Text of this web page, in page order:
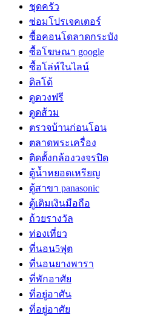
ชุดครัว
ซ่อมโปรเจคเตอร์
ซื้อคอนโดลาดกระบัง
ซื้อโฆษณา google
ซื้อโล่ห์ในไลน์
ดิลโด้
ดูดวงฟรี
ดูดส้วม
ตรวจบ้านก่อนโอน
ตลาดพระเครื่อง
ติดตั้งกล้องวงจรปิด
ตู้น้ำหยอดเหรียญ
ตู้สาขา panasonic
ตู้เติมเงินมือถือ
ถ้วยรางวัล
ท่องเที่ยว
ที่นอน5ฟุต
ที่นอนยางพารา
ที่พักอาศัย
ที่อยู่อาศัน
ที่อยู่อาศัย